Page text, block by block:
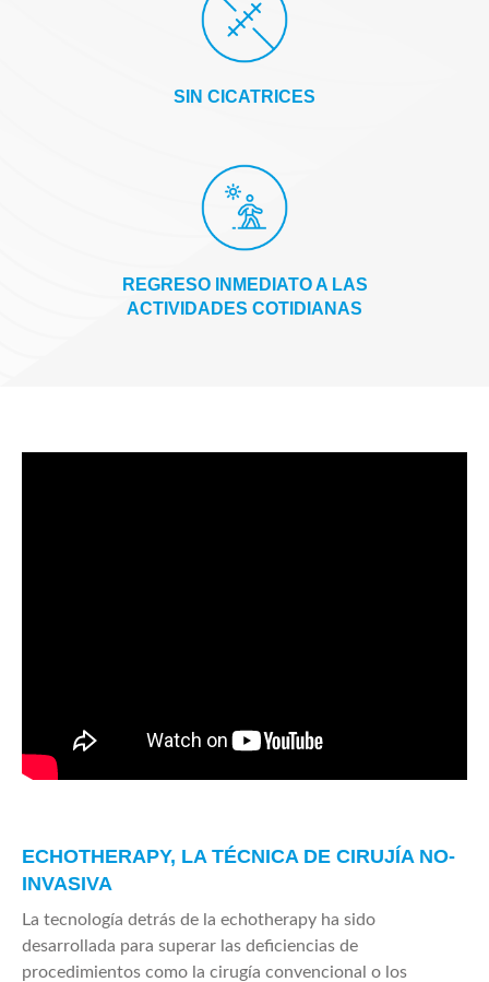
SIN CICATRICES
REGRESO INMEDIATO A LAS
ACTIVIDADES COTIDIANAS
ECHOTHERAPY, LA TÉCNICA DE CIRUJÍA NO-
INVASIVA
La tecnología detrás de la echotherapy ha sido
desarrollada para superar las deficiencias de
procedimientos como la cirugía convencional o los